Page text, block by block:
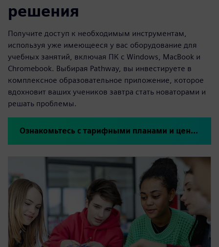
решения
Получите доступ к необходимым инструментам,
используя уже имеющееся у вас оборудование для
учебных занятий, включая ПК с Windows, MacBook и
Chromebook. Выбирая Pathway, вы инвестируете в
комплексное образовательное приложение, которое
вдохновит ваших учеников завтра стать новаторами и
решать проблемы.
Ознакомьтесь с тарифными планами и ценами